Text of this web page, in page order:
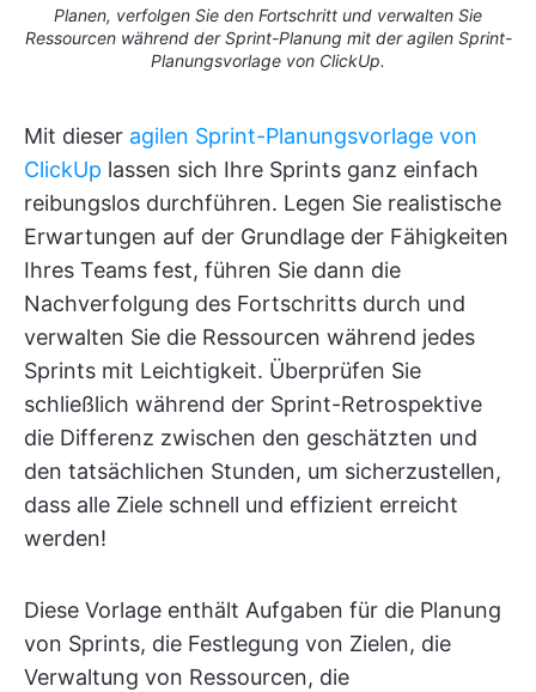
Planen, verfolgen Sie den Fortschritt und verwalten Sie
Ressourcen während der Sprint-Planung mit der agilen Sprint-
Planungsvorlage von ClickUp.
Mit dieser agilen Sprint-Planungsvorlage von
ClickUp lassen sich Ihre Sprints ganz einfach
reibungslos durchführen. Legen Sie realistische
Erwartungen auf der Grundlage der Fähigkeiten
Ihres Teams fest, führen Sie dann die
Nachverfolgung des Fortschritts durch und
verwalten Sie die Ressourcen während jedes
Sprints mit Leichtigkeit. Überprüfen Sie
schließlich während der Sprint-Retrospektive
die Differenz zwischen den geschätzten und
den tatsächlichen Stunden, um sicherzustellen,
dass alle Ziele schnell und effizient erreicht
werden!
Diese Vorlage enthält Aufgaben für die Planung
von Sprints, die Festlegung von Zielen, die
Verwaltung von Ressourcen, die